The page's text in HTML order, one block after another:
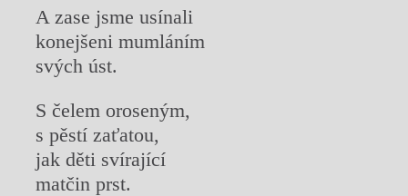
A zase jsme usínali
konejšeni mumláním
svých úst.
S čelem oroseným,
s pěstí zaťatou,
jak děti svírající
matčin prst.